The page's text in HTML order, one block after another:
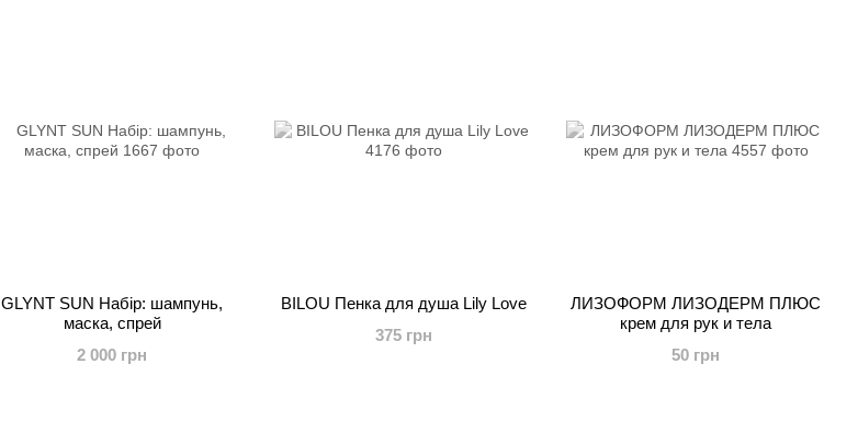
GLYNT SUN Набір: шампунь,
маска, спрей
2 000 грн
BILOU Пенка для душа Lily Love
375 грн
ЛИЗОФОРМ ЛИЗОДЕРМ ПЛЮС
крем для рук и тела
50 грн